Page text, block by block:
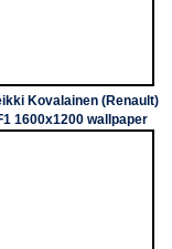
Kovalainen (Renault)
1600x1200 wallpaper